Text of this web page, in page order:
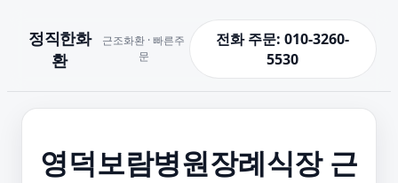
정직한화
환
근조화환 · 빠른주
문
전화 주문: 010-3260-
5530
영덕보람병원장례식장 근